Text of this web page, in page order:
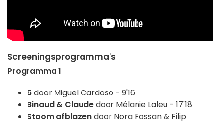
Screeningsprogramma's
Programma 1
6door Miguel Cardoso - 9'16
Binaud & Claudedoor Mélanie Laleu - 17'18
Stoom afblazendoor Nora Fossan & Filip